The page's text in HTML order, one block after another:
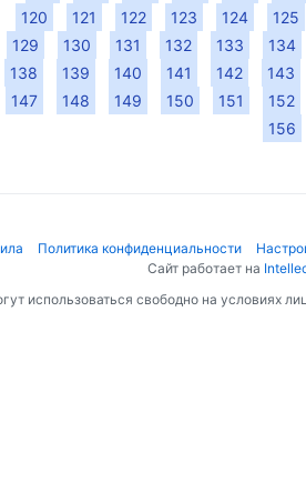
120
121 122 123 124
125
129
130 131 132 133
134
138
139 140 141 142
143
147
148 149 150 151
152
156
Политика конфиденциальности
Сайт работает на
использоваться свободно на условиях